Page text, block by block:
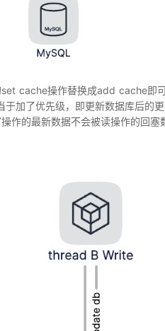
set cache操作替换成add cache即
加了优先级，即更新数据库后的
作的最新数据不会被读操作的回塞